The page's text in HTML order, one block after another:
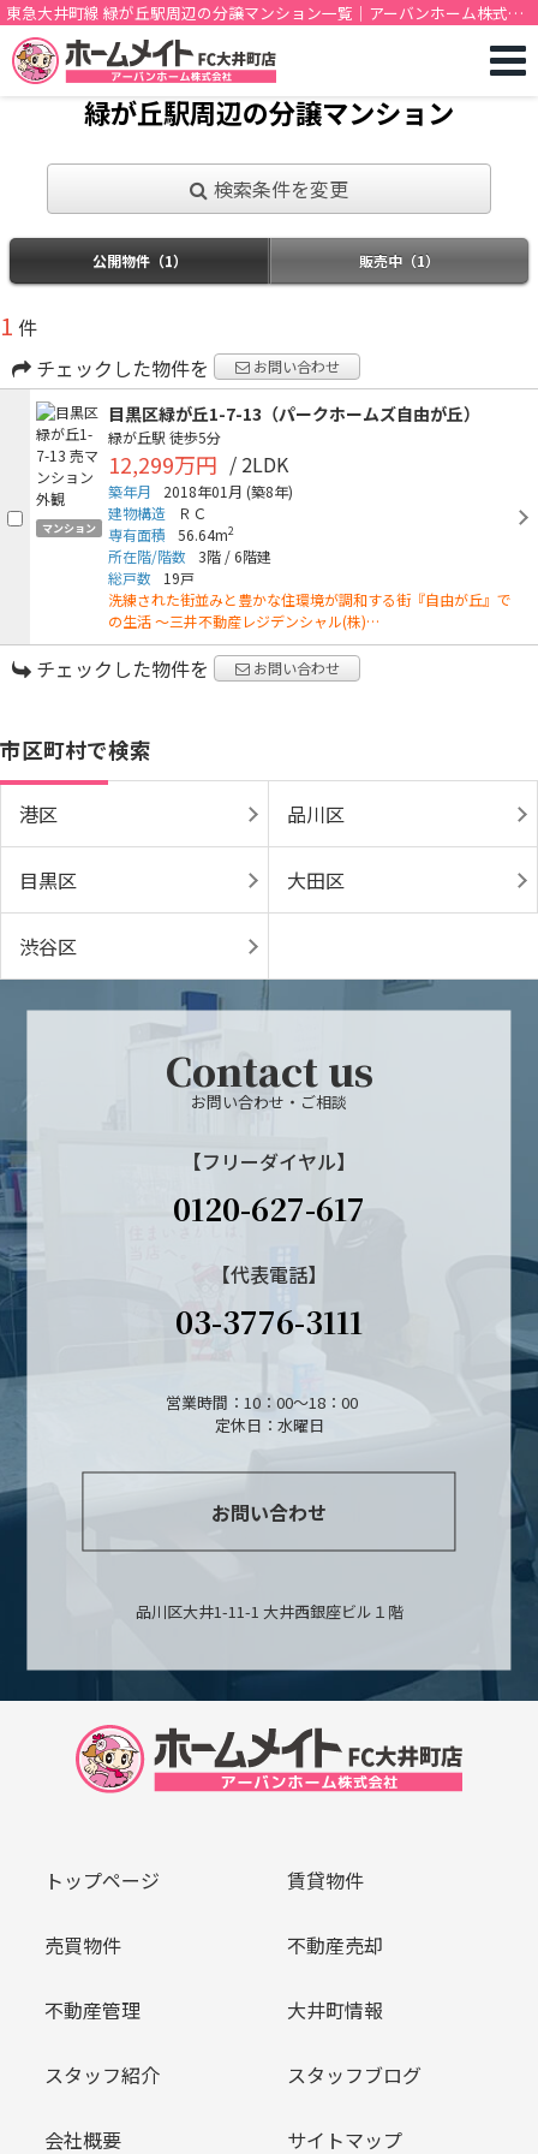
東急大井町線 緑が丘駅周辺の分譲マンション一覧｜アーバンホーム株式会
社
緑が丘駅周辺の分譲マンション
検索条件を変更
公開物件（1） 販売中（1）
1 件
チェックした物件を
お問い合わせ
マンション
目黒区緑が丘1-7-13（パークホームズ自由が丘）
緑が丘駅 徒歩5分
12,299万円 / 2LDK
築年月 2018年01月 (築8年)
建物構造
ＲＣ
専有面積
56.64m2
所在階/階数 3階 /6階建
総戸数
19戸
洗練された街並みと豊かな住環境が調和する街『自由が丘』で
の生活 ～三井不動産レジデンシャル(株)…
チェックした物件を お問い合わせ
市区町村で検索
港区 品川区
目黒区 大田区
渋谷区
Contact us
お問い合わせ・ご相談
【フリーダイヤル】
0120-627-617
【代表電話】
03-3776-3111
営業時間：10：00～18：00
定休日：水曜日
お問い合わせ
品川区大井1-11-1 大井西銀座ビル１階
トップページ 賃貸物件
売買物件 不動産売却
不動産管理 大井町情報
スタッフ紹介 スタッフブログ
会社概要 サイトマップ